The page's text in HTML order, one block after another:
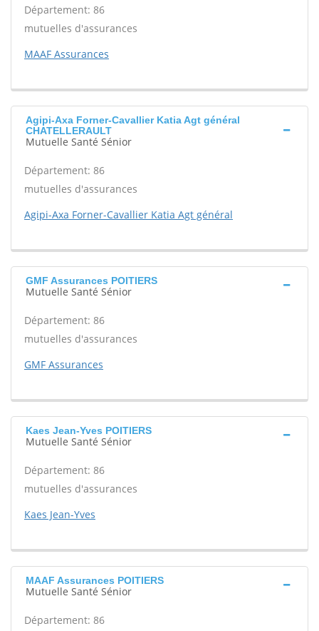
Département: 86
mutuelles d'assurances
MAAF Assurances
Agipi-Axa Forner-Cavallier Katia Agt général
CHATELLERAULT
Mutuelle Santé Sénior
Département: 86
mutuelles d'assurances
Agipi-Axa Forner-Cavallier Katia Agt général
GMF Assurances POITIERS
Mutuelle Santé Sénior
Département: 86
mutuelles d'assurances
GMF Assurances
Kaes Jean-Yves POITIERS
Mutuelle Santé Sénior
Département: 86
mutuelles d'assurances
Kaes Jean-Yves
MAAF Assurances POITIERS
Mutuelle Santé Sénior
Département: 86